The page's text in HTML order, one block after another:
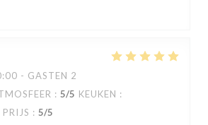
- GASTEN 2
: 5/5 KEUKEN :
: 5/5